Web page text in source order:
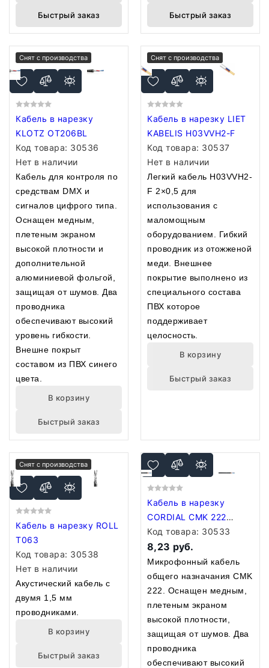
Быстрый заказ Быстрый заказ
Снят с производства
Кабель в нарезку
KLOTZ OT206BL
Код товара: 30536
Нет в наличии
Кабель для контроля по
средствам DMX и
сигналов цифрого типа.
Оснащен медным,
плетеным экраном
высокой плотности и
дополнительной
алюминиевой фольгой,
защищая от шумов. Два
проводника
обеспечивают высокий
уровень гибкости.
Внешне покрыт
составом из ПВХ синего
цвета.
В корзину
Быстрый заказ
Снят с производства
Кабель в нарезку LIET
KABELIS H03VVH2-F
Код товара: 30537
Нет в наличии
Легкий кабель H03VVH2-
F 2×0,5 для
использования с
маломощным
оборудованием. Гибкий
проводник из отожженой
меди. Внешнее
покрытие выполнено из
специального состава
ПВХ которое
поддерживает
целосность.
В корзину
Быстрый заказ
Снят с производства
Кабель в нарезку ROLL
T063
Код товара: 30538
Нет в наличии
Акустический кабель с
двумя 1,5 мм
проводниками.
В корзину
Быстрый заказ
Кабель в нарезку
CORDIAL CMK 222
BLACK
Код товара: 30533
8,23 руб.
Микрофонный кабель
общего назначания CMK
222. Оснащен медным,
плетеным экраном
высокой плотности,
защищая от шумов. Два
проводника
обеспечивают высокий